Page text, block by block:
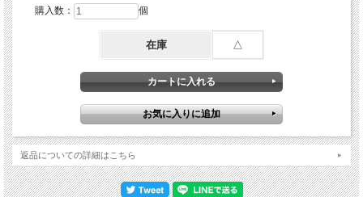
購入数： 個
在庫 △
返品についての詳細はこちら